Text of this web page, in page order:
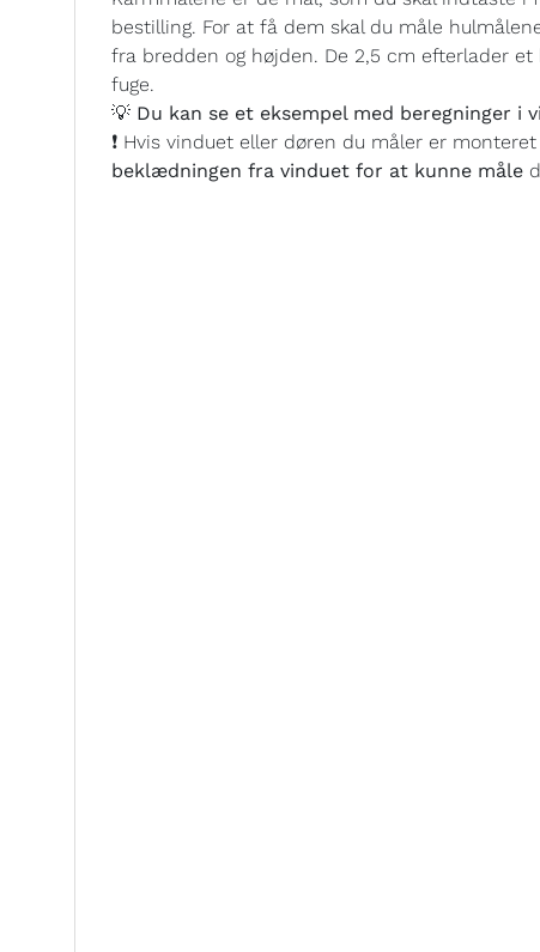
bestilling. For at få dem skal du måle
fra bredden og højden. De 2,5 cm efterlader
fuge.
💡 Du kan se et eksempel med beregninger i
❗ Hvis vinduet eller døren du måler er
beklædningen fra vinduet for at kunne måle